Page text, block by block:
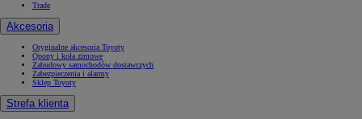
Trade
Akcesoria
Oryginalne akcesoria Toyoty
Opony i koła zimowe
Zabudowy samochodów dostawczych
Zabezpieczenia i alarmy
Sklep Toyoty
Strefa klienta